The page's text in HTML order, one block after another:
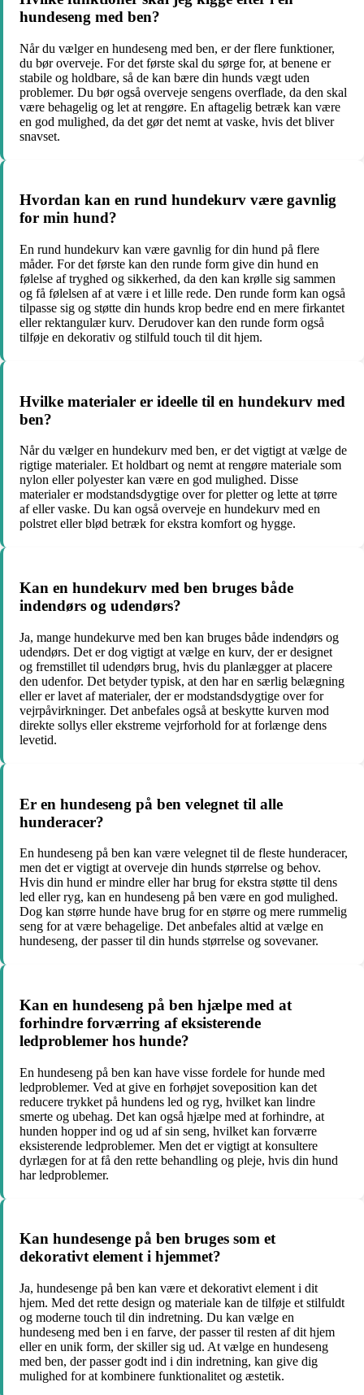
hundeseng med ben?
Når du vælger en hundeseng med ben, er der flere funktioner,
du bør overveje. For det første skal du sørge for, at benene er
stabile og holdbare, så de kan bære din hunds vægt uden
problemer. Du bør også overveje sengens overflade, da den skal
være behagelig og let at rengøre. En aftagelig betræk kan være
en god mulighed, da det gør det nemt at vaske, hvis det bliver
snavset.
Hvordan kan en rund hundekurv være gavnlig
for min hund?
En rund hundekurv kan være gavnlig for din hund på flere
måder. For det første kan den runde form give din hund en
følelse af tryghed og sikkerhed, da den kan krølle sig sammen
og få følelsen af at være i et lille rede. Den runde form kan også
tilpasse sig og støtte din hunds krop bedre end en mere firkantet
eller rektangulær kurv. Derudover kan den runde form også
tilføje en dekorativ og stilfuld touch til dit hjem.
Hvilke materialer er ideelle til en hundekurv med
ben?
Når du vælger en hundekurv med ben, er det vigtigt at vælge de
rigtige materialer. Et holdbart og nemt at rengøre materiale som
nylon eller polyester kan være en god mulighed. Disse
materialer er modstandsdygtige over for pletter og lette at tørre
af eller vaske. Du kan også overveje en hundekurv med en
polstret eller blød betræk for ekstra komfort og hygge.
Kan en hundekurv med ben bruges både
indendørs og udendørs?
Ja, mange hundekurve med ben kan bruges både indendørs og
udendørs. Det er dog vigtigt at vælge en kurv, der er designet
og fremstillet til udendørs brug, hvis du planlægger at placere
den udenfor. Det betyder typisk, at den har en særlig belægning
eller er lavet af materialer, der er modstandsdygtige over for
vejrpåvirkninger. Det anbefales også at beskytte kurven mod
direkte sollys eller ekstreme vejrforhold for at forlænge dens
levetid.
Er en hundeseng på ben velegnet til alle
hunderacer?
En hundeseng på ben kan være velegnet til de fleste hunderacer,
men det er vigtigt at overveje din hunds størrelse og behov.
Hvis din hund er mindre eller har brug for ekstra støtte til dens
led eller ryg, kan en hundeseng på ben være en god mulighed.
Dog kan større hunde have brug for en større og mere rummelig
seng for at være behagelige. Det anbefales altid at vælge en
hundeseng, der passer til din hunds størrelse og sovevaner.
Kan en hundeseng på ben hjælpe med at
forhindre forværring af eksisterende
ledproblemer hos hunde?
En hundeseng på ben kan have visse fordele for hunde med
ledproblemer. Ved at give en forhøjet soveposition kan det
reducere trykket på hundens led og ryg, hvilket kan lindre
smerte og ubehag. Det kan også hjælpe med at forhindre, at
hunden hopper ind og ud af sin seng, hvilket kan forværre
eksisterende ledproblemer. Men det er vigtigt at konsultere
dyrlægen for at få den rette behandling og pleje, hvis din hund
har ledproblemer.
Kan hundesenge på ben bruges som et
dekorativt element i hjemmet?
Ja, hundesenge på ben kan være et dekorativt element i dit
hjem. Med det rette design og materiale kan de tilføje et stilfuldt
og moderne touch til din indretning. Du kan vælge en
hundeseng med ben i en farve, der passer til resten af dit hjem
eller en unik form, der skiller sig ud. At vælge en hundeseng
med ben, der passer godt ind i din indretning, kan give dig
mulighed for at kombinere funktionalitet og æstetik.